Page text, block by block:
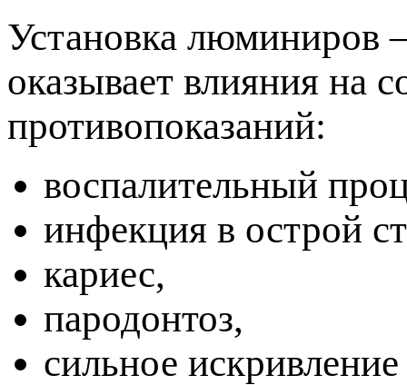
Установка люминиров
оказывает влияния на
ротивопоказаний:
оспалительный
инфекция в острой
кариес,
ародонтоз,
сильное искривление